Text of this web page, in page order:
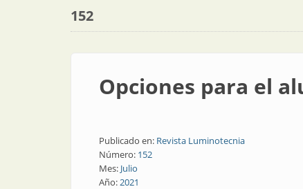
152
Opciones para el
Publicado en: Revista Luminotecnia
Número: 152
Mes: Julio
Año:2021